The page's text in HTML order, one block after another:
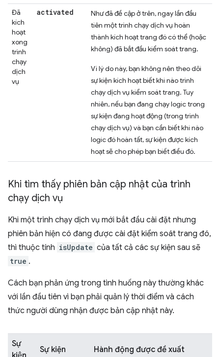
Đã
kích
hoạt
xong
trình
chạy
dịch
vụ
activated
Như đã đề cập ở trên, ngay lần đầu
tiên một trình chạy dịch vụ hoàn
thành kích hoạt trang đó có thể (hoặc
không) đã bắt đầu kiểm soát trang.
Vì lý do này, bạn không nên theo dõi
sự kiện kích hoạt biết khi nào trình
chạy dịch vụ kiểm soát trang. Tuy
nhiên, nếu bạn đang chạy logic trong
sự kiện đang hoạt động (trong trình
chạy dịch vụ) và bạn cần biết khi nào
logic đó hoàn tất, sự kiện được kích
hoạt sẽ cho phép bạn biết điều đó.
Khi tìm thấy phiên bản cập nhật của trình
chạy dịch vụ
Khi một trình chạy dịch vụ mới bắt đầu cài đặt nhưng
phiên bản hiện có đang được cài đặt kiểm soát trang đó,
thì thuộc tính isUpdate của tất cả các sự kiện sau sẽ
true .
Cách bạn phản ứng trong tình huống này thường khác
với lần đầu tiên vì bạn phải quản lý thời điểm và cách
thức người dùng nhận được bản cập nhật này.
Sự
Sự kiện Hành động được đề xuất